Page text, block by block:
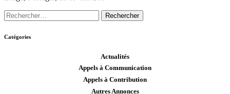
Rechercher :
Catégories
Actualités
Appels à Communication
Appels à Contribution
Autres Annonces